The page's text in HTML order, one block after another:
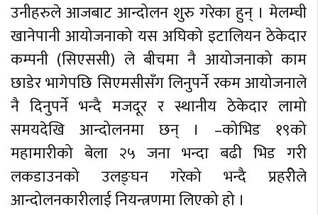
उनीहरुले आजबाट आन्दोलन शुरु गरेका हुन् । मेलम्ची
खानेपानी आयोजनाको यस अघिको इटालियन ठेकेदार
कम्पनी (सिएससी) ले बीचमा नै आयोजनाको काम
छाडेर भागेपछि सिएमसीसँग लिनुपर्ने रकम आयोजनाले
नै दिनुपर्ने भन्दै मजदूर र स्थानीय ठेकेदार लामो
समयदेखि आन्दोलनमा छन् । –कोभिड १९को
महामारीको बेला २५ जना भन्दा बढी भिड गरी
लकडाउनको उलङ्घन गरेको भन्दै प्रहरीेले
आन्दोलनकारीलाई नियन्त्रणमा लिएको हो ।